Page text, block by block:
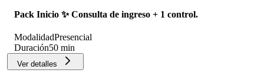
Pack Inicio ✨️ Consulta de ingreso + 1 control.
ModalidadPresencial
Duración50 min
Ver detalles